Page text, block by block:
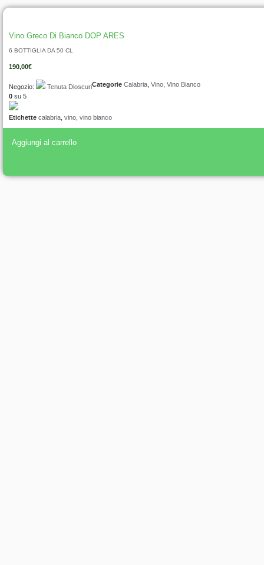
Vino Greco Di Bianco DOP ARES
6 BOTTIGLIA DA 50 CL
190,00€
Negozio:
Tenuta Dioscuri
0 su 5
Categorie Calabria Vino Vino Bianco
Etichette calabria vino vino bianco
Aggiungi al carrello